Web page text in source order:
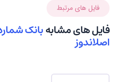
فایل های مرتبط
فایل های مشابهبانک
اصلاندوز